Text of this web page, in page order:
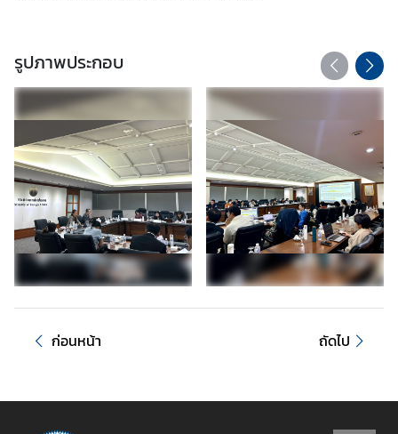
ล
ะ
ป
า
บ
ป
ร
า
ม
ก
า
รูปภาพประกอบ
ก่อนหน้า ถัดไป